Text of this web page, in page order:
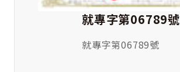
就專字第06789號
就專字第06789號